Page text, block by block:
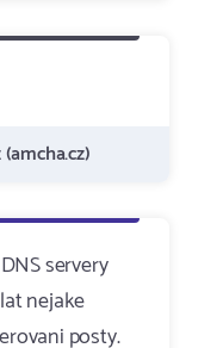
servery
nejake
posty.